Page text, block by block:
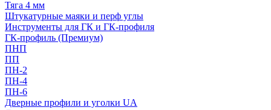
Тяга 4 мм
Штукатурные маяки и перф углы
Инструменты для ГК и ГК-профиля
ГК-профиль (Премиум)
ПНП
ПП
ПН-2
ПН-4
ПН-6
Дверные профили и уголки UA